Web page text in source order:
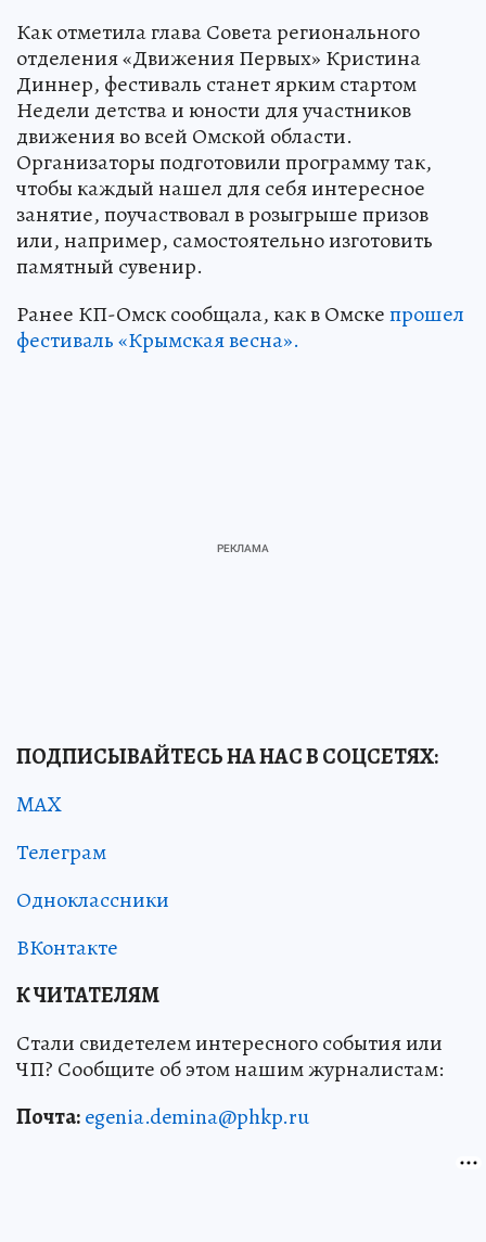
Как отметила глава Совета регионального
отделения «Движения Первых» Кристина
Диннер, фестиваль станет ярким стартом
Недели детства и юности для участников
движения во всей Омской области.
Организаторы подготовили программу так,
чтобы каждый нашел для себя интересное
занятие, поучаствовал в розыгрыше призов
или, например, самостоятельно изготовить
памятный сувенир.
Ранее КП-Омск сообщала, как в Омскепрошел
фестиваль «Крымская весна».
ПОДПИСЫВАЙТЕСЬ НА НАС В СОЦСЕТЯХ:
MAX
Телеграм
Одноклассники
ВКонтакте
К ЧИТАТЕЛЯМ
Стали свидетелем интересного события или
ЧП? Сообщите об этом нашим журналистам:
Почта:egenia.demina@phkp.ru